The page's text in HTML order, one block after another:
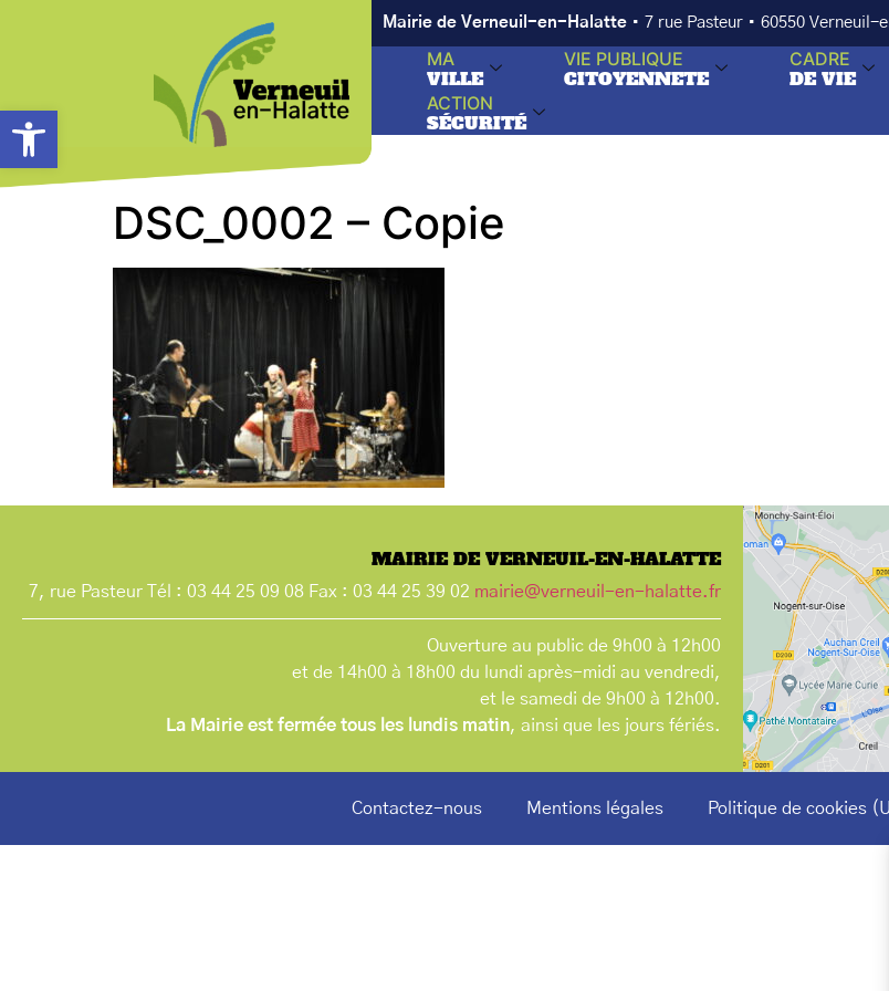
Ouvrir la barre d’outils
Mairie de Verneuil-en-Halatte • 7 rue Pasteur • 60550
MA
VILLE
VIE PUBLIQUE
CITOYENNETE
CADRE
DE VIE
ACTION
SÉCURITÉ
DSC_0002 – Copie
MAIRIE DE VERNEUIL-EN-HALATTE
7, rue Pasteur Tél : 03 44 25 09 08 Fax : 03 44 25 39 02 mairie@verneuil-en-halatte.fr
Ouverture au public de 9h00 à 12h00
et de 14h00 à 18h00 du lundi après-midi au vendredi,
et le samedi de 9h00 à 12h00.
La Mairie est fermée tous les lundis matin, ainsi que les jours fériés.
Contactez-nous Mentions légales Politique de cookies